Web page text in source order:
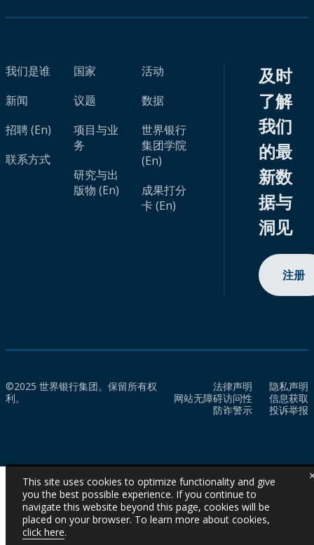
我们是谁
新闻
招聘 (En)
联系方式
国家
议题
项目与业
务
研究与出
版物 (En)
活动
数据
世界银行
集团学院
(En)
成果打分
卡 (En)
及时
了解
我们
的最
新数
据与
洞见
注册
©2025 世界银行集团。保留所有权
利。
法律声明
隐私声明
网站无障碍访问性
信息获取
防诈警示
投诉举报
This site uses cookies to optimize functionality and give
you the best possible experience. If you continue to
navigate this website beyond this page, cookies will be
placed on your browser. To learn more about cookies,
click here.